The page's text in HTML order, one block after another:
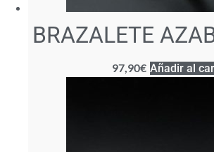
BRAZALETE
97,90€ Añadir al